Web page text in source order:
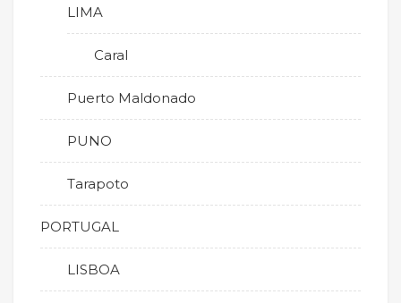
LIMA
Caral
Puerto Maldonado
PUNO
Tarapoto
PORTUGAL
LISBOA